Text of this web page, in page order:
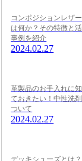
コンポジションレザー
は何か？その特徴と
事例を紹介
2024.02.27
革製品のお手入れに
ておきたい！中性洗
ついて
2024.02.27
デッキシューズとは